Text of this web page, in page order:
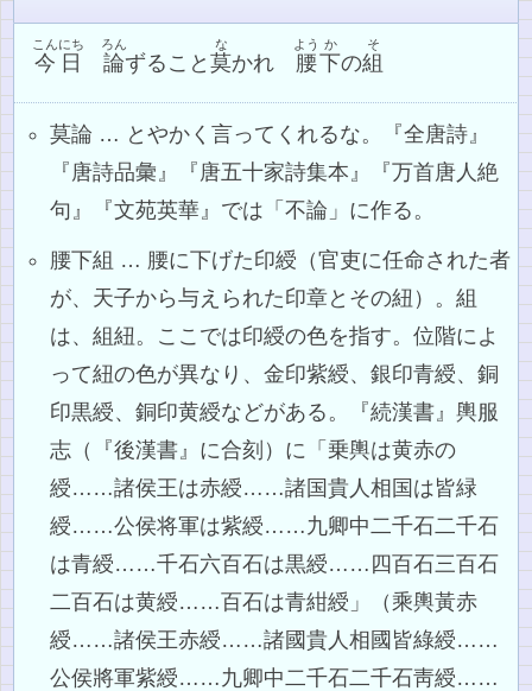
今日
こんにち
論
ろん
ずること莫
な
かれ 腰
よう
下
か
の組
そ
莫論 … とやかく言ってくれるな。『全唐詩』
『唐詩品彙』『唐五十家詩集本』『万首唐人絶
句』『文苑英華』では「不論」に作る。
腰下組 … 腰に下げた印綬（官吏に任命された者
が、天子から与えられた印章とその紐）。組
は、組紐。ここでは印綬の色を指す。位階によ
って紐の色が異なり、金印紫綬、銀印青綬、銅
印黒綬、銅印黄綬などがある。『続漢書』輿服
志（『後漢書』に合刻）に「乗輿は黄赤の
綬……諸侯王は赤綬……諸国貴人相国は皆緑
綬……公侯将軍は紫綬……九卿中二千石二千石
は青綬……千石六百石は黒綬……四百石三百石
二百石は黄綬……百石は青紺綬」（乘輿黃赤
綬……諸侯王赤綬……諸國貴人相國皆綠綬……
公侯將軍紫綬……九卿中二千石二千石靑綬……